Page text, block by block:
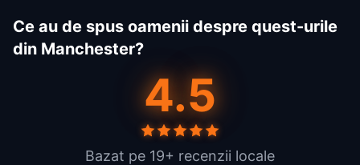
Ce au de spus oamenii despre quest-urile
din Manchester?
4.5
Bazat pe 19+ recenzii locale